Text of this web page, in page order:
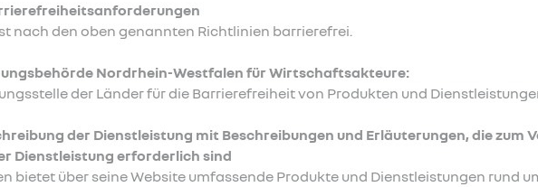
nach den oben genannten Richtlinien barrierefrei.
Nordrhein-Westfalen für Wirtschaftsakteure:
der Länder für die Barrierefreiheit von Produkten und
der Dienstleistung mit Beschreibungen und Erläuterungen, die zum
Dienstleistung erforderlich sind
bietet über seine Website umfassende Produkte und Dienstleistungen rund